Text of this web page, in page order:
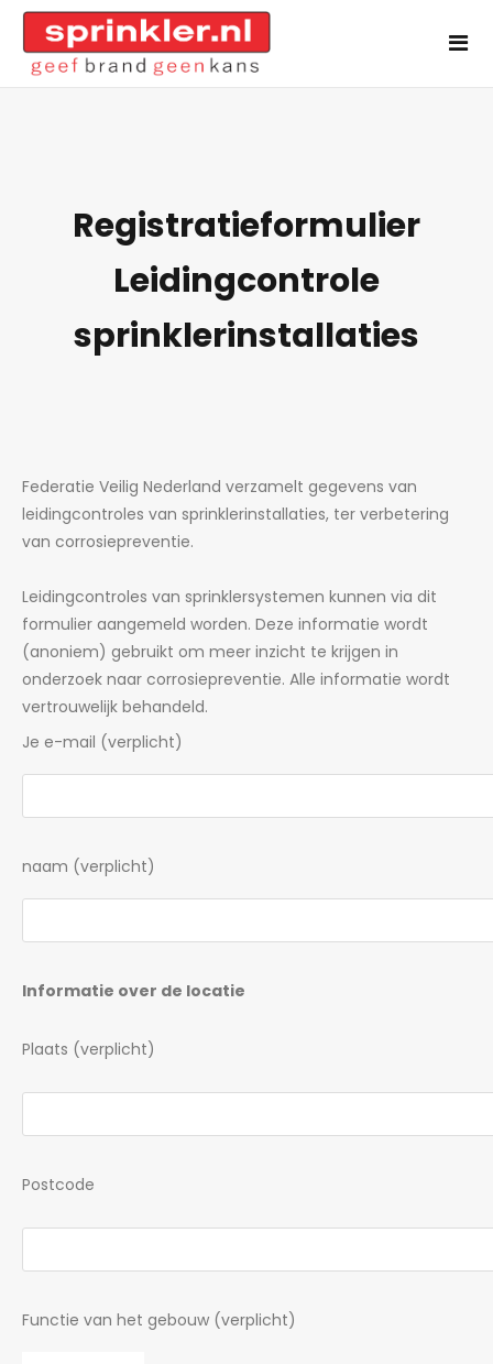
Registratieformulier
Leidingcontrole
sprinklerinstallaties
Federatie Veilig Nederland verzamelt gegevens van
leidingcontroles van sprinklerinstallaties, ter verbetering
van corrosiepreventie.
Leidingcontroles van sprinklersystemen kunnen via dit
formulier aangemeld worden. Deze informatie wordt
(anoniem) gebruikt om meer inzicht te krijgen in
onderzoek naar corrosiepreventie. Alle informatie wordt
vertrouwelijk behandeld.
Je e-mail (verplicht)
naam (verplicht)
Informatie over de locatie
Plaats (verplicht)
Postcode
Functie van het gebouw (verplicht)